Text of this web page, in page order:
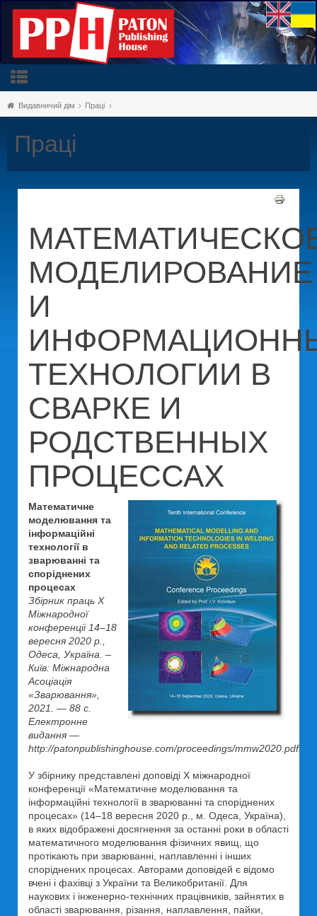
Видавничий дім Праці
Праці
МОДЕЛИРОВАНИЕ
И
ТЕХНОЛОГИИ В
СВАРКЕ И
РОДСТВЕННЫХ
ПРОЦЕССАХ
Математичне
моделювання та
інформаційні
технології в
зварюванні та
споріднених
процесах
Збірник праць Х
Міжнародної
конференціі 14–18
вересня 2020 р.,
Одеса, Україна. –
Київ: Міжнародна
Асоціація
«Зварювання»,
2021. — 88 с.
Електронне
видання —
http://patonpublishinghouse.com/proceedings/mmw2020.pdf.
У збірнику представлені доповіді X міжнародної
конференції «Математичне моделювання та
інформаційні технології в зварюванні та споріднених
процесах» (14–18 вересня 2020 р., м. Одеса, Україна),
в яких відображені досягнення за останні роки в області
математичного моделювання фізичних явищ, що
протікають при зварюванні, наплавленні і інших
споріднених процесах. Авторами доповідей є відомо
вчені і фахівці з України та Великобританії. Для
наукових і інженерно-технічних працівників, зайнятих в
області зварювання, різання, наплавлення, пайки,